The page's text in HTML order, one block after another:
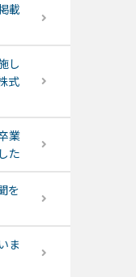
載
し
式
業
た
を
ま